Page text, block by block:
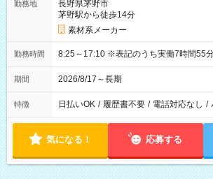
勤務地
長野県茅野市
茅野駅から徒歩14分
素材系メーカー
勤務時間 8:25～17:10 ※表記のうち実働7時間55
期間 2026/8/17～長期
特徴 日払いOK / 履歴書不要 / 電話対応なし /
気になる！ 応募する